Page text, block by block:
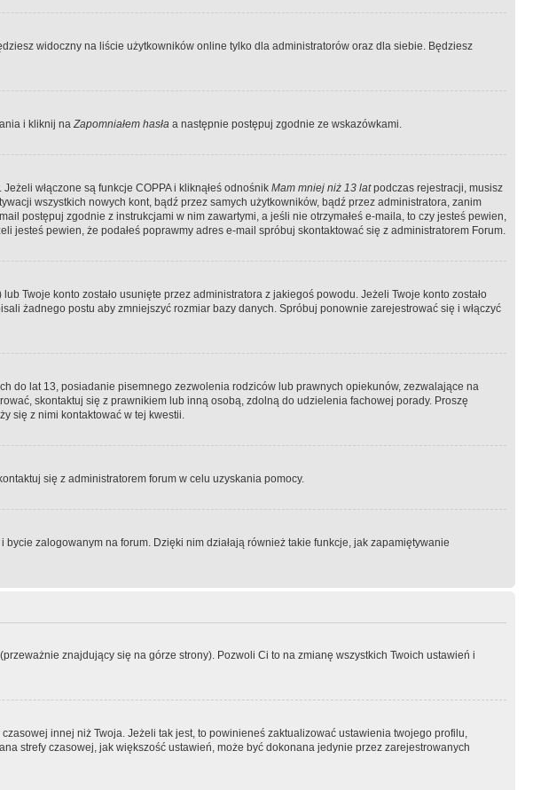
widoczny na liście użytkowników online tylko dla administratorów oraz dla siebie. Będziesz
i kliknij naZapomniałem hasła a następnie postępuj zgodnie ze wskazówkami.
włączone są funkcje COPPA i kliknąłeś odnośnik Mam mniej niż 13 latpodczas rejestracji, musisz
wszystkich nowych kont, bądź przez samych użytkowników, bądź przez administratora, zanim
postępuj zgodnie z instrukcjami w nim zawartymi, a jeśli nie otrzymałeś e-maila, to czy jesteś pewien,
jesteś pewien, że podałeś poprawmy adres e-mail spróbuj skontaktować się z administratorem Forum.
Twoje konto zostało usunięte przez administratora z jakiegoś powodu. Jeżeli Twoje konto zostało
żadnego postu aby zmniejszyć rozmiar bazy danych. Spróbuj ponownie zarejestrować się i włączyć
do lat 13, posiadanie pisemnego zezwolenia rodziców lub prawnych opiekunów, zezwalające na
skontaktuj się z prawnikiem lub inną osobą, zdolną do udzielenia fachowej porady. Proszę
się z nimi kontaktować w tej kwestii.
się z administratorem forum w celu uzyskania pomocy.
zalogowanym na forum. Dzięki nim działają również takie funkcje, jak zapamiętywanie
(przeważnie znajdujący się na górze strony). Pozwoli Ci to na zmianę wszystkich Twoich ustawień i
innej niż Twoja. Jeżeli tak jest, to powinieneś zaktualizować ustawienia twojego profilu,
strefy czasowej, jak większość ustawień, może być dokonana jedynie przez zarejestrowanych